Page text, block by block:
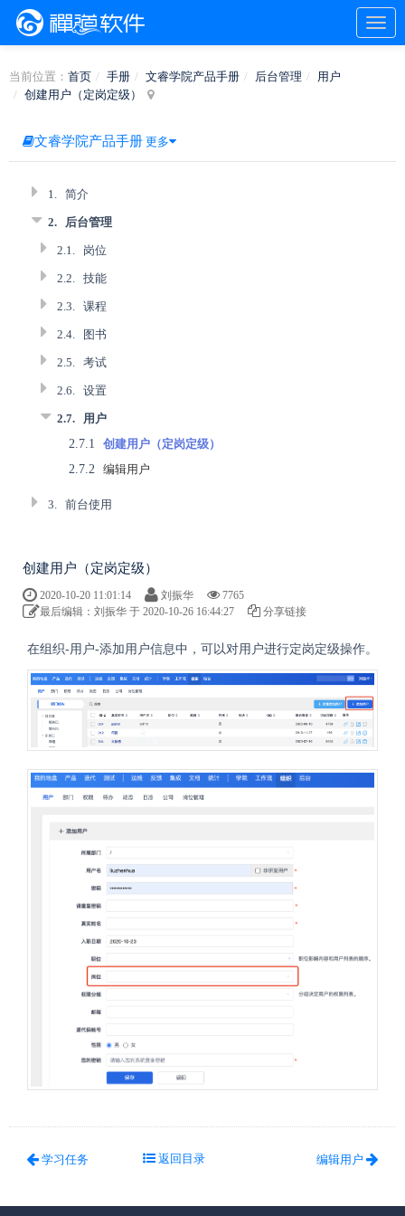
当前位置： 首页 手册 文睿学院产品手册 后台管理
用户
创建用户（定岗定级）
文睿学院产品手册 更多
1. 简介
2. 后台管理
2.1. 岗位
2.2. 技能
2.3. 课程
2.4. 图书
2.5. 考试
2.6. 设置
2.7.
用户
2.7.1
创建用户（定岗定级）
2.7.2 编辑用户
3. 前台使用
创建用户（定岗定级）
2020-10-20 11:01:14 刘振华
7765
最后编辑：刘振华 于 2020-10-26 16:44:27
分享链接
在组织-用户-添加用户信息中，可以对用户进行定岗定级操作。
学习任务 返回目录 编辑用户